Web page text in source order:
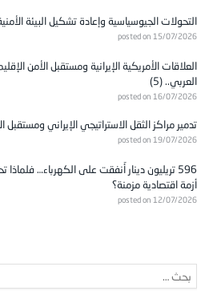
التحولات الجيوسياسية وإعادة تشكيل البيئة الأمنية
posted on 15/07/2026
العلاقات الأمريكية الإيرانية ومستقبل الأمن
العربي.. (5)
posted on 16/07/2026
تدمير مراكز الثقل الاستراتيجي الإيراني ومستقبل
posted on 19/07/2026
596 تريليون دينار أُنفقت على الكهرباء…
أزمة اقتصادية مزمنة؟
posted on 12/07/2026